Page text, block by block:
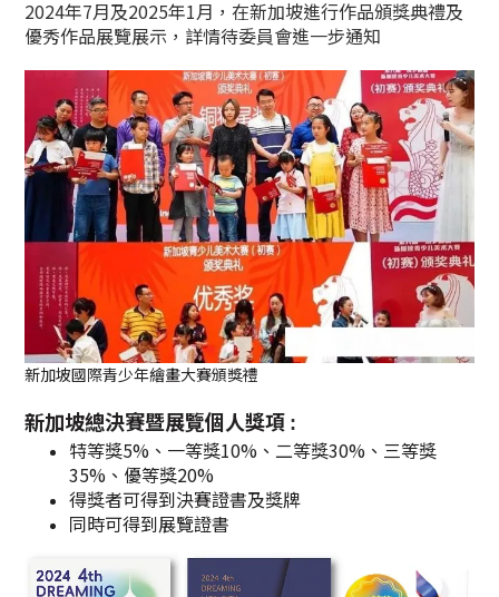
2024年7月及2025年1月，在新加坡進行作品頒獎典禮及
優秀作品展覽展示，詳情待委員會進一步通知
新加坡國際青少年繪畫大賽頒獎禮
新加坡總決賽暨展覽個人獎項 :
特等獎5%、一等獎10%、二等獎30%、三等獎
35%、優等獎20%
得獎者可得到決賽證書及獎牌
同時可得到展覽證書